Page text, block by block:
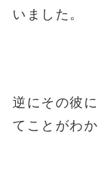
いました。
逆にその彼
てことがわ